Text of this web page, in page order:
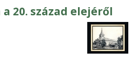
20. század elejéről